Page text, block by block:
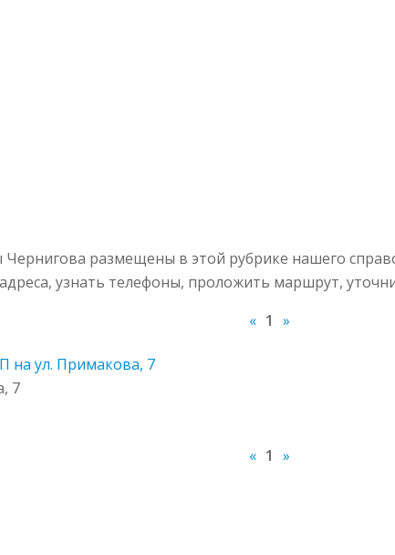
размещены в этой рубрике нашего
узнать телефоны, проложить маршрут,
« 1 »
на ул. Примакова, 7
7
« 1 »